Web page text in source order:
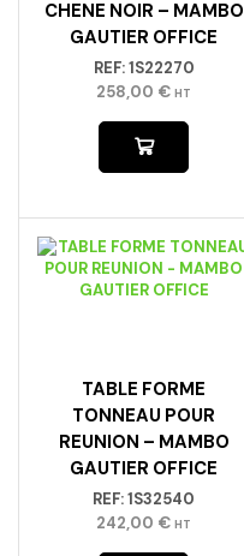
CHENE NOIR – MAMBO
GAUTIER OFFICE
REF:1S22270
258,00 € HT
TABLE FORME
TONNEAU POUR
REUNION – MAMBO
GAUTIER OFFICE
REF:1S32540
242,00 € HT